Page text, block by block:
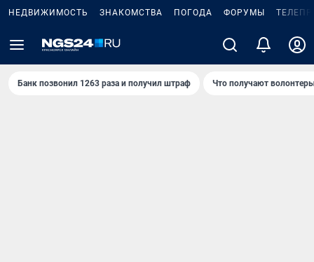
НЕДВИЖИМОСТЬ ЗНАКОМСТВА ПОГОДА ФОРУМЫ
Банк позвонил 1263 раза и получил штраф Что получают